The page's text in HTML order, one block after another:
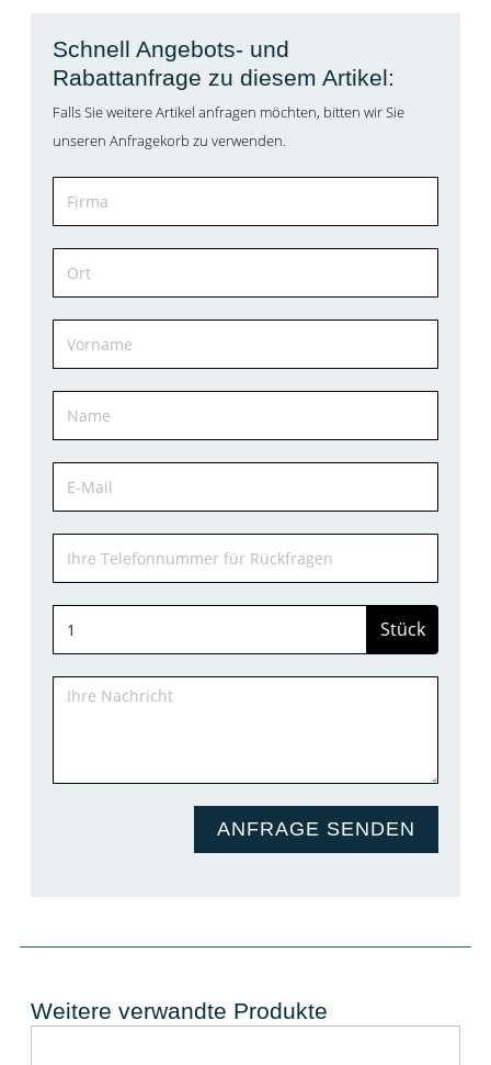
Schnell Angebots- und
Rabattanfrage zu diesem Artikel:
Falls Sie weitere Artikel anfragen möchten, bitten wir Sie
unseren Anfragekorb zu verwenden.
Stück
ANFRAGE SENDEN
Weitere verwandte Produkte